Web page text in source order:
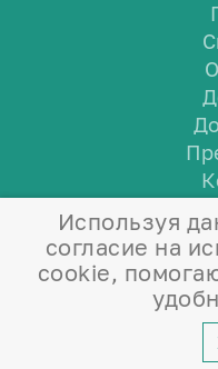
Используя
согласие на
cookie,